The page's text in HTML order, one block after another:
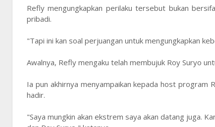
Refly mengungkapkan perilaku tersebut bukan
pribadi.
"Tapi ini kan soal perjuangan untuk mengungkapkan
Awalnya, Refly mengaku telah membujuk Roy Suryo
Ia pun akhirnya menyampaikan kepada host program
hadir.
"Saya mungkin akan ekstrem saya akan datang juga.